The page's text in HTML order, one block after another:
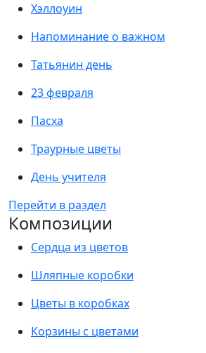
Хэллоуин
Напоминание о важном
Татьянин день
23 февраля
Пасха
Траурные цветы
День учителя
Перейти в раздел
Композиции
Сердца из цветов
Шляпные коробки
Цветы в коробках
Корзины с цветами